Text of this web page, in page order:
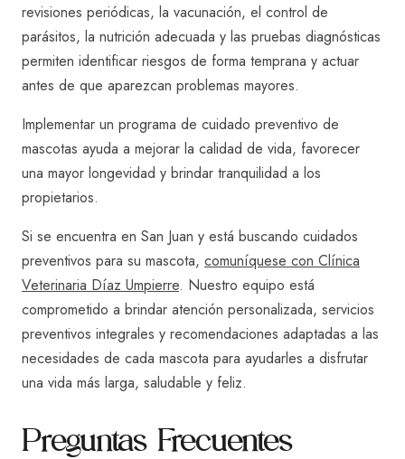
revisiones periódicas, la vacunación, el control de
parásitos, la nutrición adecuada y las pruebas diagnósticas
permiten identificar riesgos de forma temprana y actuar
antes de que aparezcan problemas mayores.
Implementar un programa de cuidado preventivo de
mascotas ayuda a mejorar la calidad de vida, favorecer
una mayor longevidad y brindar tranquilidad a los
propietarios.
Si se encuentra en San Juan y está buscando cuidados
preventivos para su mascota, comuníquese con Clínica
Veterinaria Díaz Umpierre. Nuestro equipo está
comprometido a brindar atención personalizada, servicios
preventivos integrales y recomendaciones adaptadas a las
necesidades de cada mascota para ayudarles a disfrutar
una vida más larga, saludable y feliz.
Preguntas Frecuentes